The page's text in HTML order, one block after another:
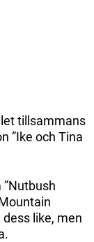
tillsammans
”Ike och Tina
like, men